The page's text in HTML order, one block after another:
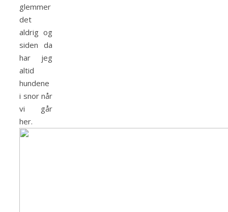
glemmer
det
aldrig og
siden da
har jeg
altid
hundene
i snor når
vi går
her.